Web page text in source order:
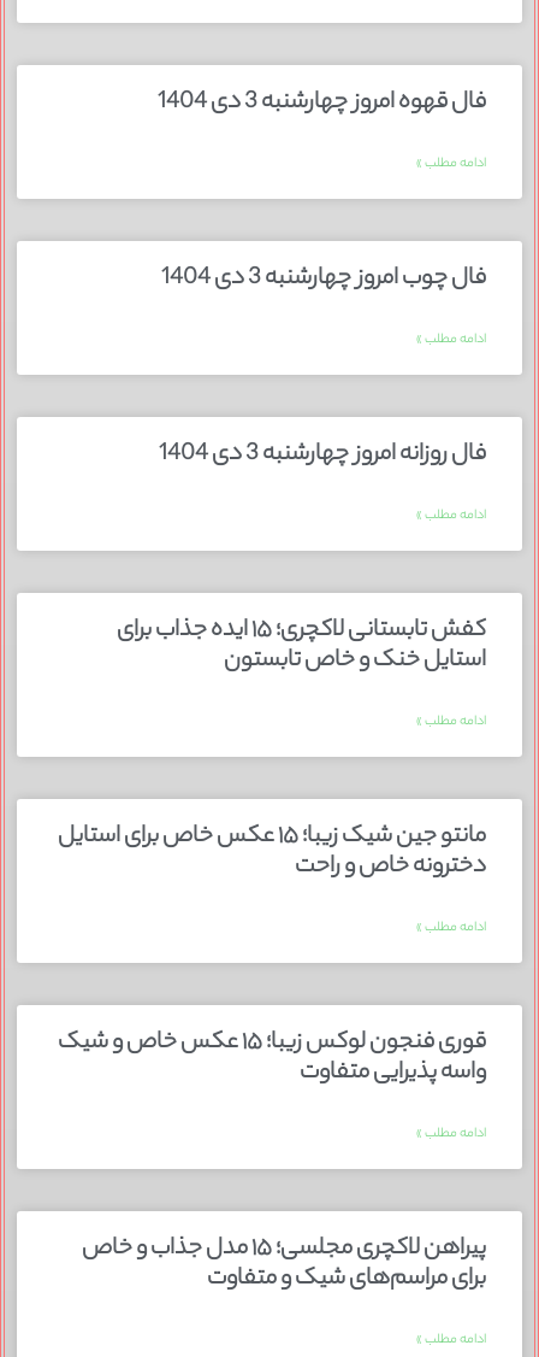
فال قهوه امروز چهارشنبه 3 دی 1404
ادامه مطلب »
فال چوب امروز چهارشنبه 3 دی 1404
ادامه مطلب »
فال روزانه امروز چهارشنبه 3 دی 1404
ادامه مطلب »
کفش تابستانی لاکچری؛ ۱۵ ایده‌ جذاب برای
استایل خنک و خاص تابستون
ادامه مطلب »
مانتو جین شیک زیبا؛ ۱۵ عکس خاص برای استایل
دخترونه خاص و راحت
ادامه مطلب »
قوری فنجون لوکس زیبا؛ ۱۵ عکس خاص و شیک
واسه پذیرایی متفاوت
ادامه مطلب »
پیراهن لاکچری مجلسی؛ ۱۵ مدل جذاب و خاص
برای مراسم‌های شیک و متفاوت
ادامه مطلب »